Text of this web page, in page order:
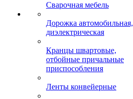
Сварочная мебель
Дорожка автомобильная,
диэлектрическая
Кранцы швартовые,
отбойные причальные
приспособления
Ленты конвейерные